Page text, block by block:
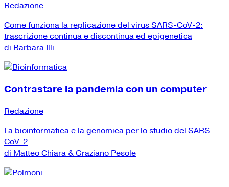
Redazione
Come funziona la replicazione del virus SARS-CoV-2:
trascrizione continua e discontinua ed epigenetica
di Barbara Illi
Contrastare la pandemia con un computer
Redazione
La bioinformatica e la genomica per lo studio del SARS-
CoV-2
di Matteo Chiara & Graziano Pesole